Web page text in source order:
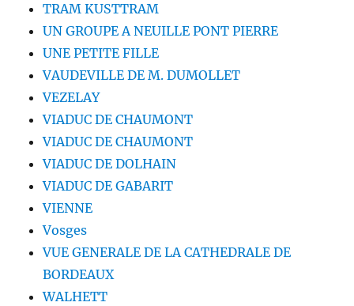
TRAM KUSTTRAM
UN GROUPE A NEUILLE PONT PIERRE
UNE PETITE FILLE
VAUDEVILLE DE M. DUMOLLET
VEZELAY
VIADUC DE CHAUMONT
VIADUC DE CHAUMONT
VIADUC DE DOLHAIN
VIADUC DE GABARIT
VIENNE
Vosges
VUE GENERALE DE LA CATHEDRALE DE
BORDEAUX
WALHETT